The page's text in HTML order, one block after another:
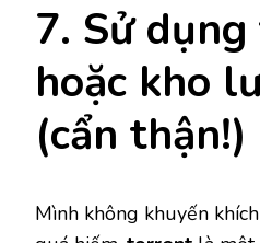
7. Sử
hoặc kho
(cẩn thận!)
Mình không khuyến